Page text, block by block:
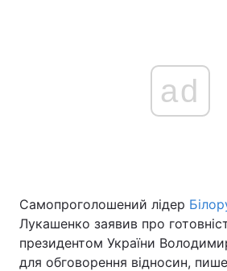
ad
Самопроголошений лідер
Лукашенко заявив про
президентом України
для обговорення відносин, пише